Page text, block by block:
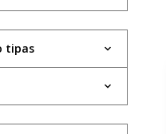
tipas